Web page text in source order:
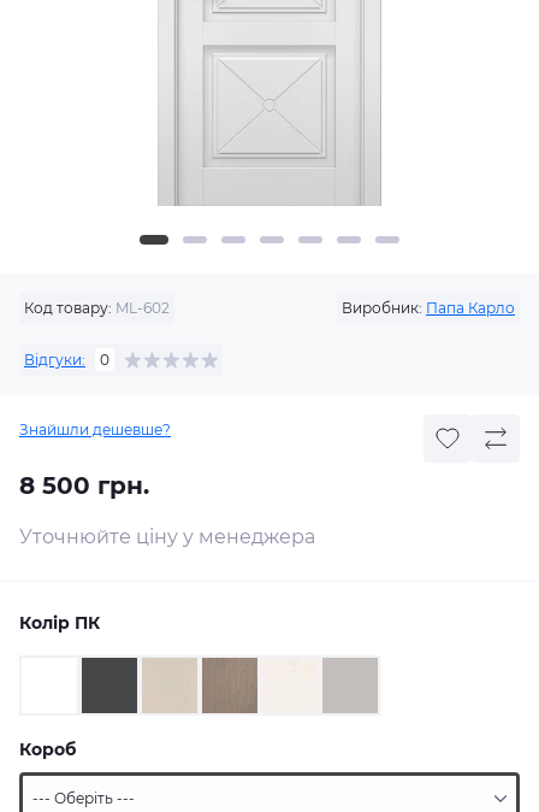
Код товару: ML-602 Виробник: Папа Карло
Відгуки: 0
Знайшли дешевше?
8 500 грн.
Уточнюйте ціну у менеджера
Колір ПК
Короб